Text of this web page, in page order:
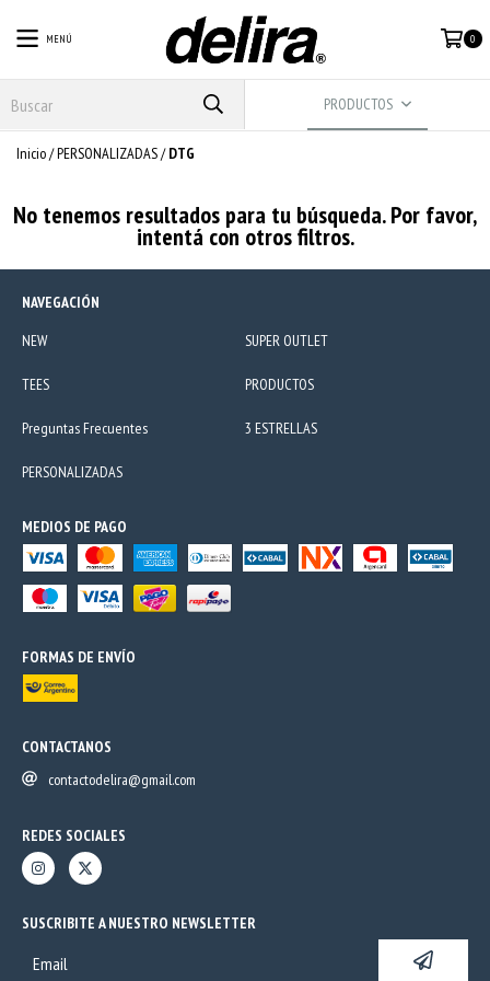
MENÚ 0
PRODUCTOS
Inicio/PERSONALIZADAS/ DTG
No tenemos resultados para tu búsqueda. Por favor,
intentá con otros filtros.
NAVEGACIÓN
NEW
SUPER OUTLET
TEES PRODUCTOS
Preguntas Frecuentes 3 ESTRELLAS
PERSONALIZADAS
MEDIOS DE PAGO
FORMAS DE ENVÍO
CONTACTANOS
contactodelira@gmail.com
REDES SOCIALES
SUSCRIBITE A NUESTRO NEWSLETTER